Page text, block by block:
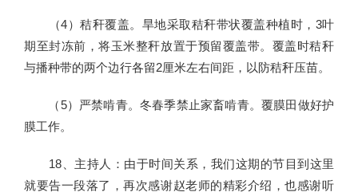
（4）秸秆覆盖。旱地采取秸秆带状覆盖种植时，3叶
期至封冻前，将玉米整秆放置于预留覆盖带。覆盖时秸秆
与播种带的两个边行各留2厘米左右间距，以防秸秆压苗。
（5）严禁啃青。冬春季禁止家畜啃青。覆膜田做好护
膜工作。
18、主持人：由于时间关系，我们这期的节目到这里
就要告一段落了，再次感谢赵老师的精彩介绍，也感谢听